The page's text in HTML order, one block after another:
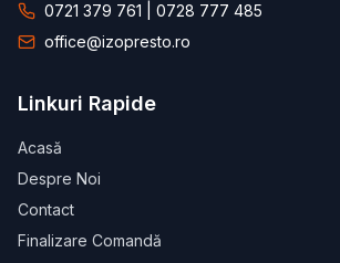
0721 379 761 | 0728 777 485
office@izopresto.ro
Linkuri Rapide
Acasă
Despre Noi
Contact
Finalizare Comandă